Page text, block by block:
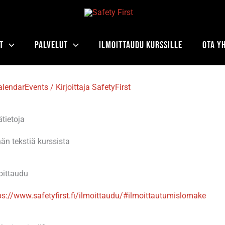
Palvelut Ilmoittaudu kurssille Ota
/ KirjoittajaSafetyFirst
tekstiä kurssista
www.safetyfirst.fi/ilmoittaudu/#ilmoittautumislomake